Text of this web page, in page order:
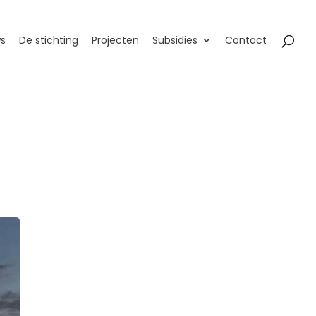
De stichting Projecten Subsidies Contact